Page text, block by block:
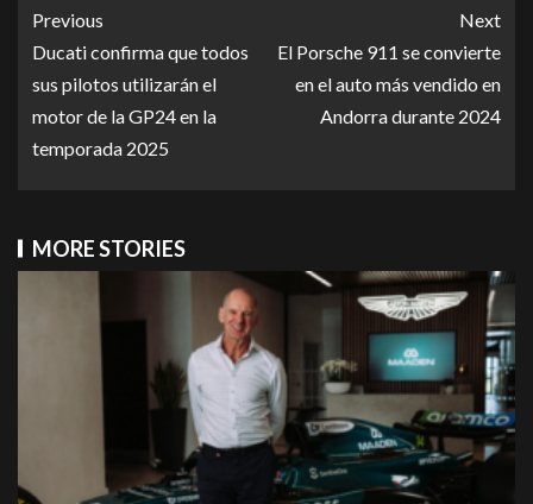
Previous
Ducati confirma que todos
sus pilotos utilizarán el
motor de la GP24 en la
temporada 2025
Next
El Porsche 911 se convierte
en el auto más vendido en
Andorra durante 2024
MORE STORIES